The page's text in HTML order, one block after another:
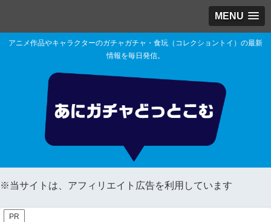
MENU
アニメ作品やキャラクターのガチャガチャ・食玩（コレクショントイ）の最新
情報を毎日発信。
※当サイトは、アフィリエイト広告を利用しています
PR